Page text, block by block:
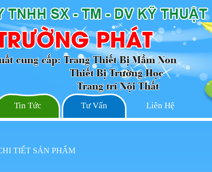
Tin Tức Tư Vấn Liên Hệ
TIẾT SẢN PHẨM